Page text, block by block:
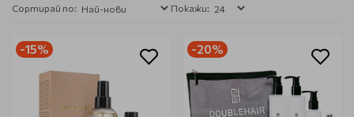
Сортирай по: Покажи:
-15% -20%